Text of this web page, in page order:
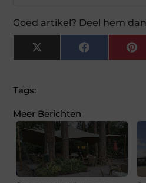
Goed artikel? Deel hem
X
(Twitter)
Facebook
Tags:
Meer Berichten